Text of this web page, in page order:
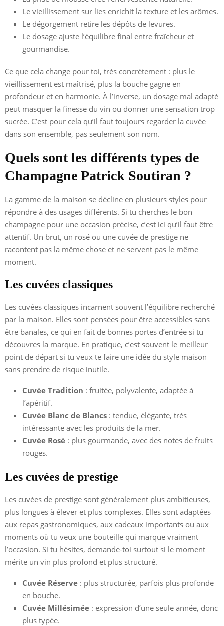
Le vieillissement sur lies enrichit la texture et les arômes.
Le dégorgement retire les dépôts de levures.
Le dosage ajuste l’équilibre final entre fraîcheur et
gourmandise.
Ce que cela change pour toi, très concrètement : plus le
vieillissement est maîtrisé, plus la bouche gagne en
profondeur et en harmonie. À l’inverse, un dosage mal adapté
peut masquer la finesse du vin ou donner une sensation trop
sucrée. C’est pour cela qu’il faut toujours regarder la cuvée
dans son ensemble, pas seulement son nom.
Quels sont les différents types de
Champagne Patrick Soutiran ?
La gamme de la maison se décline en plusieurs styles pour
répondre à des usages différents. Si tu cherches le bon
champagne pour une occasion précise, c’est ici qu’il faut être
attentif. Un brut, un rosé ou une cuvée de prestige ne
racontent pas la même chose et ne servent pas le même
moment.
Les cuvées classiques
Les cuvées classiques incarnent souvent l’équilibre recherché
par la maison. Elles sont pensées pour être accessibles sans
être banales, ce qui en fait de bonnes portes d’entrée si tu
découvres la marque. En pratique, c’est souvent le meilleur
point de départ si tu veux te faire une idée du style maison
sans prendre de risque inutile.
Cuvée Tradition : fruitée, polyvalente, adaptée à
l’apéritif.
Cuvée Blanc de Blancs : tendue, élégante, très
intéressante avec les produits de la mer.
Cuvée Rosé : plus gourmande, avec des notes de fruits
rouges.
Les cuvées de prestige
Les cuvées de prestige sont généralement plus ambitieuses,
plus longues à élever et plus complexes. Elles sont adaptées
aux repas gastronomiques, aux cadeaux importants ou aux
moments où tu veux une bouteille qui marque vraiment
l’occasion. Si tu hésites, demande-toi surtout si le moment
mérite un vin plus profond et plus structuré.
Cuvée Réserve : plus structurée, parfois plus profonde
en bouche.
Cuvée Millésimée : expression d’une seule année, donc
plus typée.